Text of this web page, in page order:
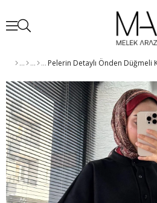
Pelerin Detaylı Önden Düğmeli